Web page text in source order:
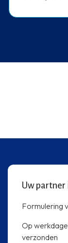
Uw
Formulering
Op
verzonden